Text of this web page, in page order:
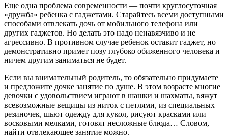
Еще одна проблема современности — почти круглосуточная
«дружба» ребенка с гаджетами. Старайтесь всеми доступными
способами отвлекать дочь от мобильного телефона или
других гаджетов. Но делать это надо ненавязчиво и не
агрессивно. В противном случае ребенок оставит гаджет, но
демонстративно примет позу глубоко обиженного человека и
ничем другим заниматься не будет.
Если вы внимательный родитель, то обязательно придумаете
и предложите дочке занятие по душе. В этом возрасте многие
девочки с удовольствием играют в шашки и шахматы, вяжут
всевозможные вещицы из ниток с петлями, из специальных
резиночек, шьют одежду для кукол, рисуют красками или
восковыми мелками, готовят несложные блюда… Словом,
найти отвлекающее занятие можно.